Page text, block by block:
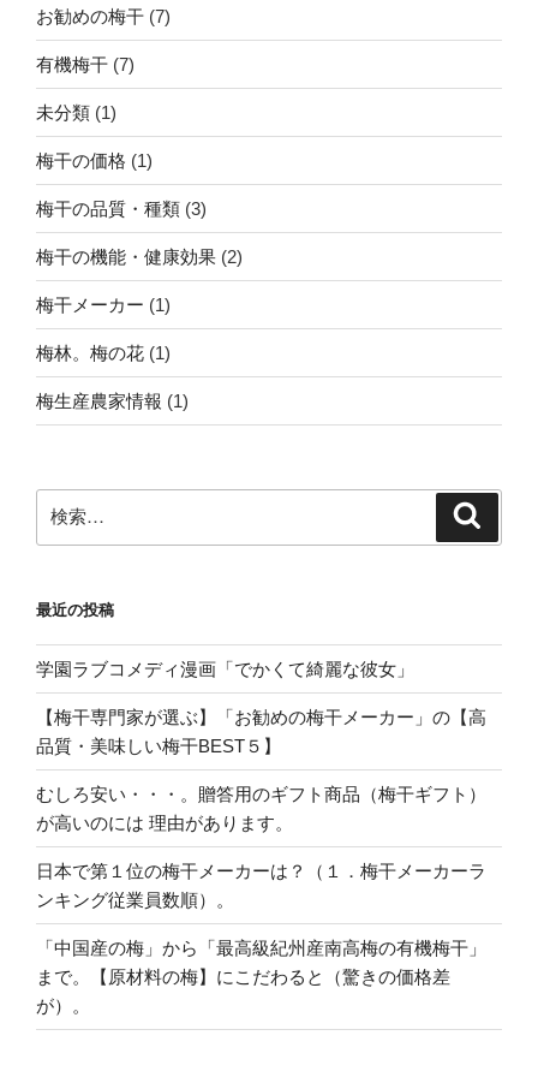
お勧めの梅干 (7)
有機梅干 (7)
未分類 (1)
梅干の価格 (1)
梅干の品質・種類 (3)
梅干の機能・健康効果 (2)
梅干メーカー (1)
梅林。梅の花 (1)
梅生産農家情報 (1)
索:
最近の投稿
学園ラブコメディ漫画「でかくて綺麗な彼女」
【梅干専門家が選ぶ】「お勧めの梅干メーカー」の【高
品質・美味しい梅干BEST５】
むしろ安い・・・。贈答用のギフト商品（梅干ギフト）
が高いのには 理由があります。
日本で第１位の梅干メーカーは？（１．梅干メーカーラ
ンキング従業員数順）。
「中国産の梅」から「最高級紀州産南高梅の有機梅干」
まで。【原材料の梅】にこだわると（驚きの価格差
が）。